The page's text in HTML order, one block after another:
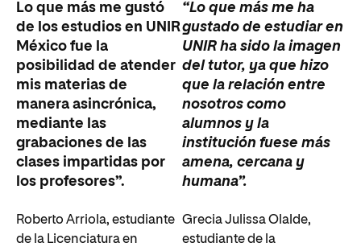
Lo que más me gustó
de los estudios en UNIR
México fue la
posibilidad de atender
mis materias de
manera asincrónica,
mediante las
grabaciones de las
clases impartidas por
los profesores”.
Roberto Arriola, estudiante
de la Licenciatura en
“Lo que más me ha
gustado de estudiar en
UNIR ha sido la imagen
del tutor, ya que hizo
que la relación entre
nosotros como
alumnos y la
institución fuese más
amena, cercana y
humana”.
Grecia Julissa Olalde,
estudiante de la